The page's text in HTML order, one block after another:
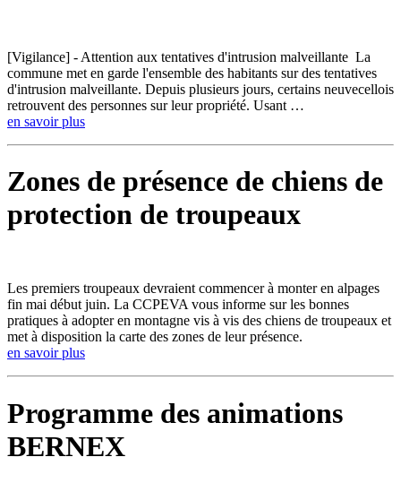
[Vigilance] - Attention aux tentatives d'intrusion malveillante La
commune met en garde l'ensemble des habitants sur des tentatives
d'intrusion malveillante. Depuis plusieurs jours, certains neuvecellois
retrouvent des personnes sur leur propriété. Usant …
en savoir plus
Zones de présence de chiens de
protection de troupeaux
Les premiers troupeaux devraient commencer à monter en alpages
fin mai début juin. La CCPEVA vous informe sur les bonnes
pratiques à adopter en montagne vis à vis des chiens de troupeaux et
met à disposition la carte des zones de leur présence.
en savoir plus
Programme des animations
BERNEX